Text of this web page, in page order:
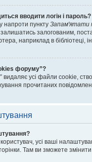
вводити логін і пароль?
напроти пункту Запам'ятати
залогованим,
наприклад в бібліотеці,
форуму”?
усі файли cookie,
прочитаних
усі ваші
Там ви зможете